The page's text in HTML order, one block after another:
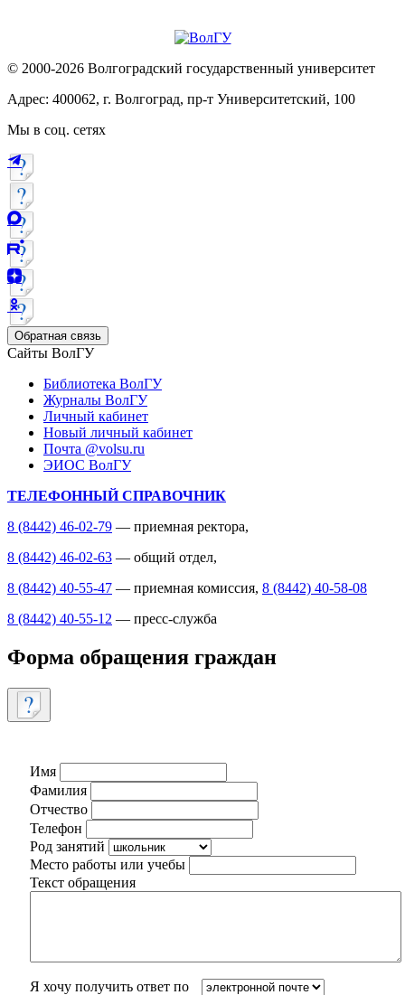
© 2000-2026 Волгоградский государственный университет
Адрес: 400062, г. Волгоград, пр-т Университетский, 100
Мы в соц. сетях
Обратная связь
Сайты ВолГУ
Библиотека ВолГУ
Журналы ВолГУ
Личный кабинет
Новый личный кабинет
Почта @volsu.ru
ЭИОС ВолГУ
ТЕЛЕФОННЫЙ СПРАВОЧНИК
8 (8442) 46-02-79 — приемная ректора,
8 (8442) 46-02-63 — общий отдел,
8 (8442) 40-55-47 — приемная комиссия, 8 (8442) 40-58-08
8 (8442) 40-55-12 — пресс-служба
Форма обращения граждан
Имя
Фамилия
Отчество
Телефон
Род занятий
Место работы или учебы
Текст обращения
Я хочу получить ответ по